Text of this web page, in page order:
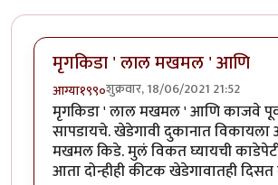
मृगकिडा ' लाल मखमल ' आणि
आग्या१९९०शुक्रवार, 18/06/2021 21:52
मृगकिडा ' लाल मखमल ' आणि काजवे
सापडायचे. खेडेगावी दुकानात
मखमल किडे. मुलं विकत घ्यायची
आता दोन्हीही कीटक खेडेगावातही दिसत